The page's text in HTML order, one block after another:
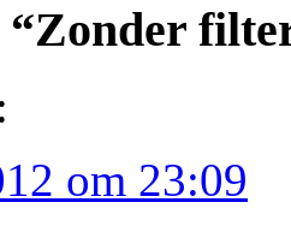
“Zonder
om 23:09